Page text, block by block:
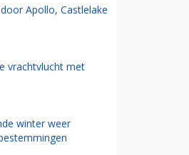
Apollo, Castlelake
vrachtvlucht met
winter weer